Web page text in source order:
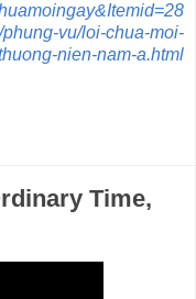
vu/loi-chua-moi-
nien-nam-a.html
Time,